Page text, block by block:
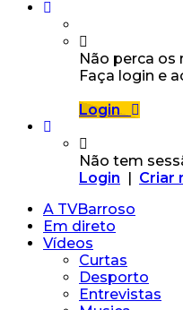
Não perca os
Faça login e
Login
Não tem
Login | Criar
A TVBarroso
Em direto
Vídeos
Curtas
Desporto
Entrevistas